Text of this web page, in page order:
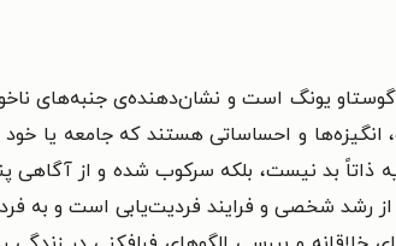
یونگ است و نشان‌دهنده‌ی جنبه‌های
انگیزه‌ها و احساساتی هستند که جامعه یا
ذاتاً بد نیست، بلکه سرکوب شده و از آگاهی
شخصی و فرایند فردیت‌یابی است و به